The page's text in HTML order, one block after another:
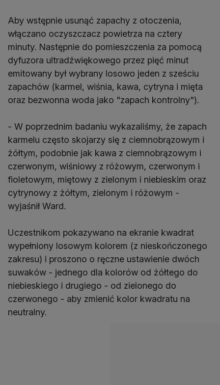
Aby wstępnie usunąć zapachy z otoczenia,
włączano oczyszczacz powietrza na cztery
minuty. Następnie do pomieszczenia za pomocą
dyfuzora ultradźwiękowego przez pięć minut
emitowany był wybrany losowo jeden z sześciu
zapachów (karmel, wiśnia, kawa, cytryna i mięta
oraz bezwonna woda jako "zapach kontrolny").
- W poprzednim badaniu wykazaliśmy, że zapach
karmelu często skojarzy się z ciemnobrązowym i
żółtym, podobnie jak kawa z ciemnobrązowym i
czerwonym, wiśniowy z różowym, czerwonym i
fioletowym, miętowy z zielonym i niebieskim oraz
cytrynowy z żółtym, zielonym i różowym -
wyjaśnił Ward.
Uczestnikom pokazywano na ekranie kwadrat
wypełniony losowym kolorem (z nieskończonego
zakresu) i proszono o ręczne ustawienie dwóch
suwaków - jednego dla kolorów od żółtego do
niebieskiego i drugiego - od zielonego do
czerwonego - aby zmienić kolor kwadratu na
neutralny.